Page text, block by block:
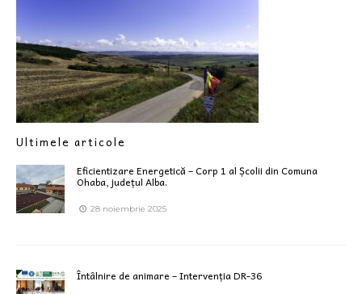
Ultimele articole
Eficientizare Energetică – Corp 1 al Școlii din Comuna
Ohaba, județul Alba.
28 noiembrie 2025
Întâlnire de animare – Intervenția DR-36